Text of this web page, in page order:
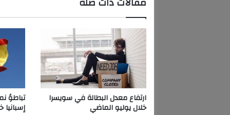
و
ق
ف
ت
ه
ا
ت
ض
ارتفاع معدل البطالة في سويسرا
خلال يوليو الماضي
تباطؤ
إسبانيا